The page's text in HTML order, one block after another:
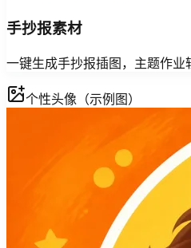
手抄报素材
一键生成手抄报插图，主题作业
个性头像（示例图）